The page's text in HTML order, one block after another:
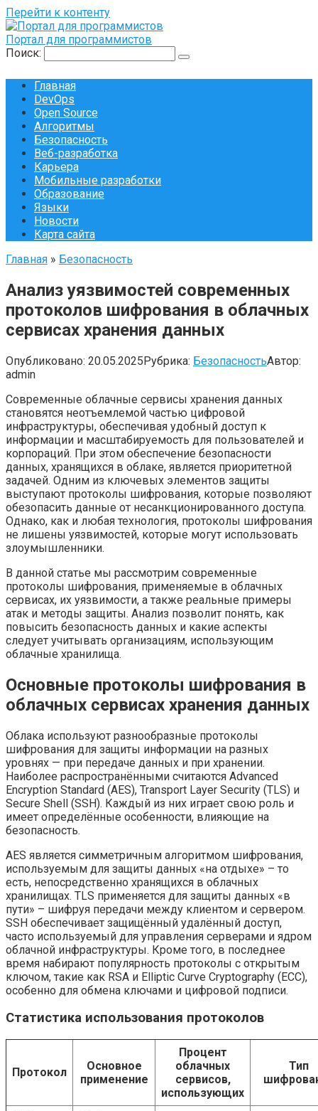
Перейти к контенту
Портал для программистов
Поиск:
Главная
DevOps
Open Source
Алгоритмы
Безопасность
Веб-разработка
Карьера
Мобильные разработки
Образование
Языки
Новости
Карта сайта
Главная » Безопасность
Анализ уязвимостей современных
протоколов шифрования в облачных
сервисах хранения данных
Опубликовано: 20.05.2025Рубрика: БезопасностьАвтор:
admin
Современные облачные сервисы хранения данных
становятся неотъемлемой частью цифровой
инфраструктуры, обеспечивая удобный доступ к
информации и масштабируемость для пользователей и
корпораций. При этом обеспечение безопасности
данных, хранящихся в облаке, является приоритетной
задачей. Одним из ключевых элементов защиты
выступают протоколы шифрования, которые позволяют
обезопасить данные от несанкционированного доступа.
Однако, как и любая технология, протоколы шифрования
не лишены уязвимостей, которые могут использовать
злоумышленники.
В данной статье мы рассмотрим современные
протоколы шифрования, применяемые в облачных
сервисах, их уязвимости, а также реальные примеры
атак и методы защиты. Анализ позволит понять, как
повысить безопасность данных и какие аспекты
следует учитывать организациям, использующим
облачные хранилища.
Основные протоколы шифрования в
облачных сервисах хранения данных
Облака используют разнообразные протоколы
шифрования для защиты информации на разных
уровнях — при передаче данных и при хранении.
Наиболее распространёнными считаются Advanced
Encryption Standard (AES), Transport Layer Security (TLS) и
Secure Shell (SSH). Каждый из них играет свою роль и
имеет определённые особенности, влияющие на
безопасность.
AES является симметричным алгоритмом шифрования,
используемым для защиты данных «на отдыхе» – то
есть, непосредственно хранящихся в облачных
хранилищах. TLS применяется для защиты данных «в
пути» – шифруя передачи между клиентом и сервером.
SSH обеспечивает защищённый удалённый доступ,
часто используемый для управления серверами и ядром
облачной инфраструктуры. Кроме того, в последнее
время набирают популярность протоколы с открытым
ключом, такие как RSA и Elliptic Curve Cryptography (ECC),
особенно для обмена ключами и цифровой подписи.
Статистика использования протоколов
Протокол
Основное
применение
Процент
облачных
сервисов,
использующих
Тип